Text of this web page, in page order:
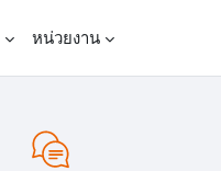
หน่วยงาน